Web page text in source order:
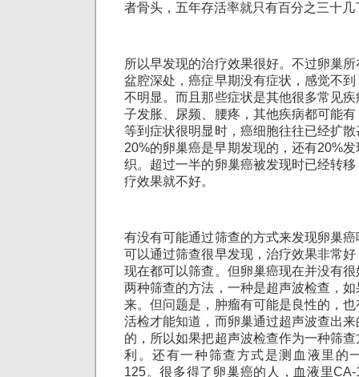
者骨头，五年存活率就只有百分之三十几
所以早发现的治疗效果很好。不过卵巢
盆腔深处，癌症早期没有症状，感觉不
不明显。而且那些症状是其他很多常见
子发胀、尿频、腰疼，其他疾病都可能
等到症状很明显时，癌细胞往往已经扩
20%的卵巢癌是早期发现的，还有20%
织。超过一半的卵巢癌被发现时已经转
疗效果就不好。
有没有可能通过筛查的方式来发现卵巢
可以通过筛查很早发现，治疗效果非常
现在都可以筛查。但卵巢癌现在并没有
两种筛查的方法，一种是超声波检查，
来。但问题是，肿瘤有可能是良性的，
活检才能知道，而卵巢通过超声波查出
的，所以如果把超声波检查作为一种筛
利。还有一种筛查方式是测血液里的
125。很多得了卵巢癌的人，血液里